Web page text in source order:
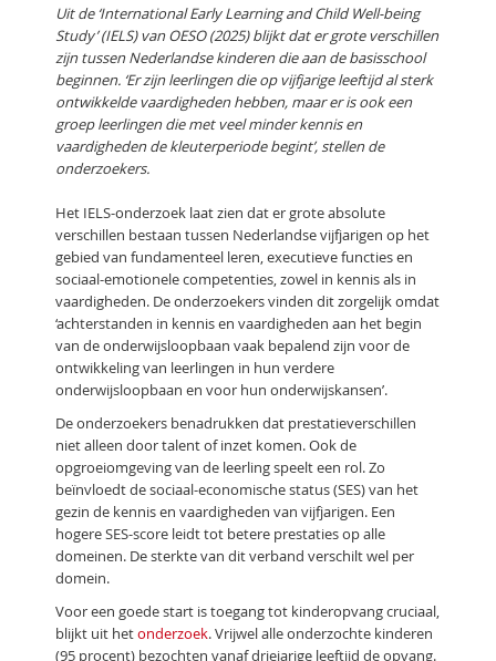
Uit de ‘International Early Learning and Child Well-being
Study’ (IELS) van OESO (2025) blijkt dat er grote verschillen
zijn tussen Nederlandse kinderen die aan de basisschool
beginnen. ‘Er zijn leerlingen die op vijfjarige leeftijd al sterk
ontwikkelde vaardigheden hebben, maar er is ook een
groep leerlingen die met veel minder kennis en
vaardigheden de kleuterperiode begint’, stellen de
onderzoekers.
Het IELS-onderzoek laat zien dat er grote absolute
verschillen bestaan tussen Nederlandse vijfjarigen op het
gebied van fundamenteel leren, executieve functies en
sociaal-emotionele competenties, zowel in kennis als in
vaardigheden. De onderzoekers vinden dit zorgelijk omdat
‘achterstanden in kennis en vaardigheden aan het begin
van de onderwijsloopbaan vaak bepalend zijn voor de
ontwikkeling van leerlingen in hun verdere
onderwijsloopbaan en voor hun onderwijskansen’.
De onderzoekers benadrukken dat prestatieverschillen
niet alleen door talent of inzet komen. Ook de
opgroeiomgeving van de leerling speelt een rol. Zo
beïnvloedt de sociaal-economische status (SES) van het
gezin de kennis en vaardigheden van vijfjarigen. Een
hogere SES-score leidt tot betere prestaties op alle
domeinen. De sterkte van dit verband verschilt wel per
domein.
Voor een goede start is toegang tot kinderopvang cruciaal,
blijkt uit hetonderzoek. Vrijwel alle onderzochte kinderen
(95 procent) bezochten vanaf driejarige leeftijd de opvang.